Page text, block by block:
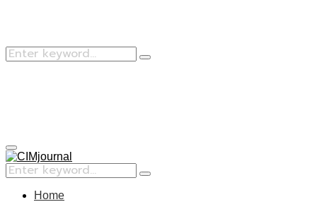
Search
Search
Primary
Menu
Search
for:
Search
Home